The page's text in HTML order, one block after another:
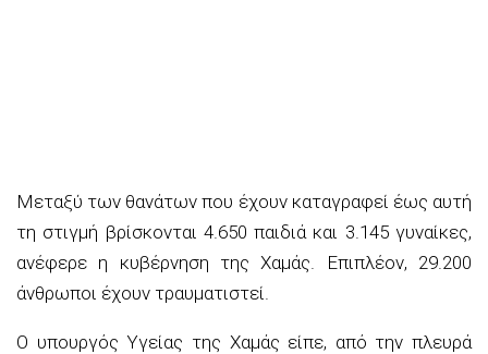
Μεταξύ των θανάτων που έχουν καταγραφεί έως αυτή
τη στιγμή βρίσκονται 4.650 παιδιά και 3.145 γυναίκες,
ανέφερε η κυβέρνηση της Χαμάς. Επιπλέον, 29.200
άνθρωποι έχουν τραυματιστεί.
Ο υπουργός Υγείας της Χαμάς είπε, από την πλευρά